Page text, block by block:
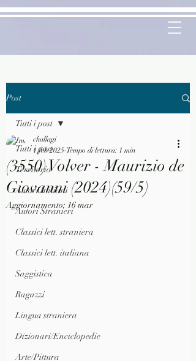
Post
Tutti i post
Territorio
Autori Italiani
Autori Stranieri
Classici lett. straniera
Classici lett. italiana
Saggistica
Ragazzi
Lingua straniera
Dizionari/Enciclopedie
Arte/Pittura
Tutti i post
(3550) Volver - Maurizio de
Giovanni (2024)(59/5)
challagi
1 feb 2025 Tempo di lettura: 1 min
Aggiornamento: 16 mar